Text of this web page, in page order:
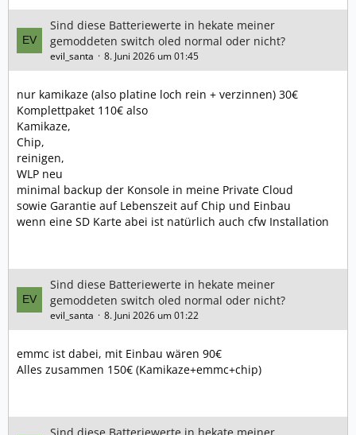
Sind diese Batteriewerte in hekate meiner
gemoddeten switch oled normal oder nicht?
evil_santa 8. Juni 2026 um 01:45
nur kamikaze (also platine loch rein + verzinnen) 30€
Komplettpaket 110€ also
Kamikaze,
Chip,
reinigen,
WLP neu
minimal backup der Konsole in meine Private Cloud
sowie Garantie auf Lebenszeit auf Chip und Einbau
wenn eine SD Karte abei ist natürlich auch cfw Installation
Sind diese Batteriewerte in hekate meiner
gemoddeten switch oled normal oder nicht?
evil_santa 8. Juni 2026 um 01:22
emmc ist dabei, mit Einbau wären 90€
Alles zusammen 150€ (Kamikaze+emmc+chip)